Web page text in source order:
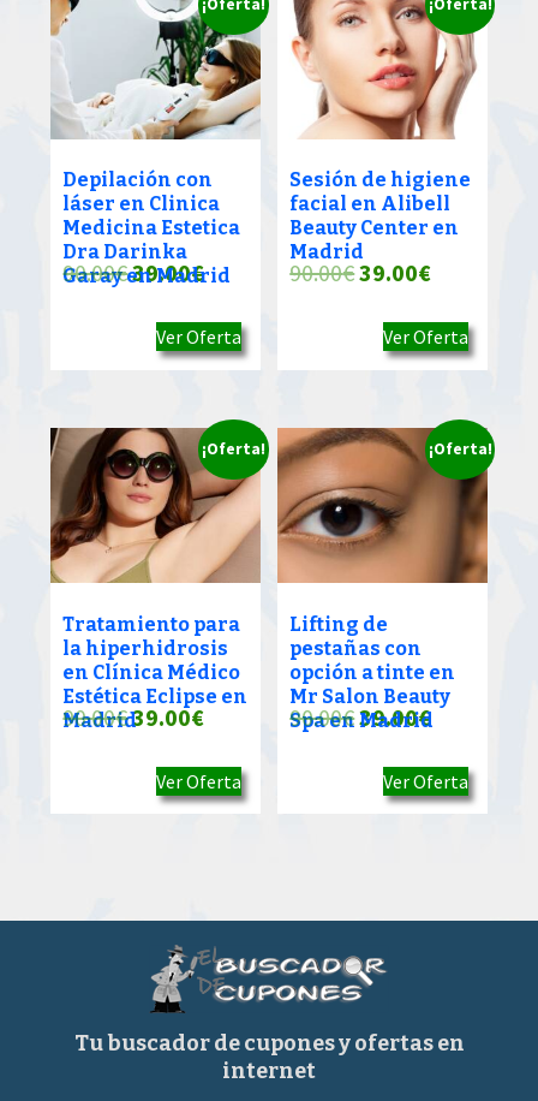
¡Oferta!
Depilación con
láser en Clinica
Medicina Estetica
Dra Darinka
Garay en Madrid
90.00€El
original
39.00€El
actual
es:
39.00€.
Ver Oferta
¡Oferta!
Sesión de higiene
facial en Alibell
Beauty Center en
Madrid
90.00€El
original
era:
39.00€El
actual
es:
39.00€.
Ver Oferta
¡Oferta!
Tratamiento para
la hiperhidrosis
en Clínica Médico
Estética Eclipse en
Madrid
90.00€El
original
39.00€El
actual
Ver Oferta
¡Oferta!
Lifting de
pestañas con
opción a tinte en
Mr Salon Beauty
Spa en Madrid
90.00€El
original
era:
39.00€El
actual
es:
Ver Oferta
Tu buscador de cupones y ofertas en
internet